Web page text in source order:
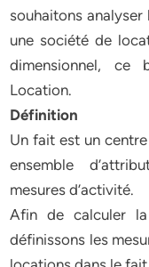
souhaitons
une société de
dimensionnel,
Location.
Définition
Un fait est un
ensemble
mesures d’activité.
Afin de calculer la
définissons les